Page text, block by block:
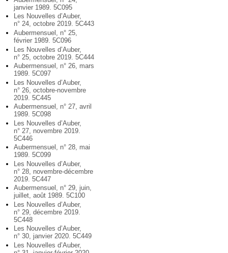
janvier 1989. 5C095
Les Nouvelles d’Auber,
n° 24, octobre 2019. 5C443
Aubermensuel, n° 25,
février 1989. 5C096
Les Nouvelles d’Auber,
n° 25, octobre 2019. 5C444
Aubermensuel, n° 26, mars
1989. 5C097
Les Nouvelles d’Auber,
n° 26, octobre-novembre
2019. 5C445
Aubermensuel, n° 27, avril
1989. 5C098
Les Nouvelles d’Auber,
n° 27, novembre 2019.
5C446
Aubermensuel, n° 28, mai
1989. 5C099
Les Nouvelles d’Auber,
n° 28, novembre-décembre
2019. 5C447
Aubermensuel, n° 29, juin,
juillet, août 1989. 5C100
Les Nouvelles d’Auber,
n° 29, décembre 2019.
5C448
Les Nouvelles d’Auber,
n° 30, janvier 2020. 5C449
Les Nouvelles d’Auber,